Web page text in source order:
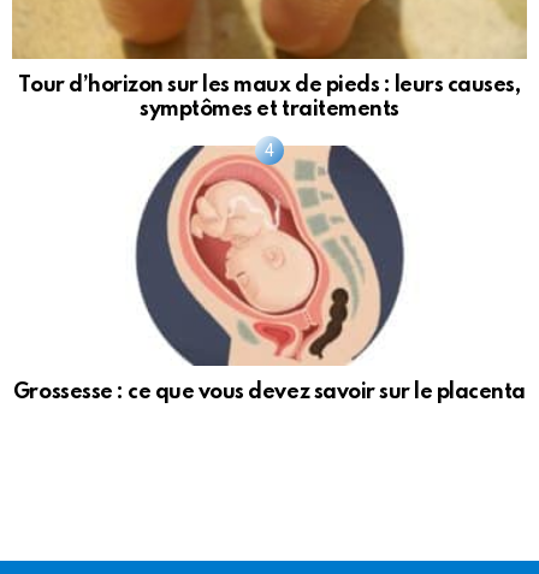
Tour d’horizon sur les maux de pieds : leurs causes,
symptômes et traitements
Grossesse : ce que vous devez savoir sur le placenta